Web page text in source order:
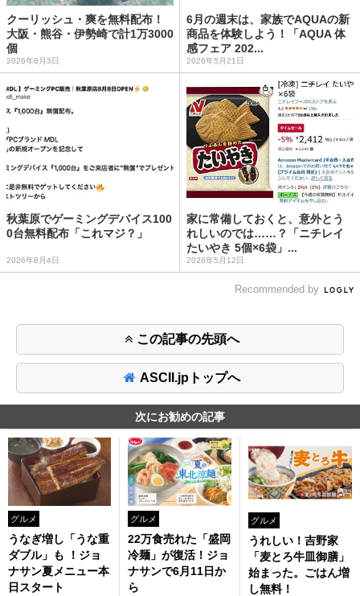
クーリッシュ・爽を無料配布！
大阪・熊谷・伊勢崎で計1万3000
個
2026年8月3日
6月の週末は、家族でAQUAの新
商品を体験しよう！「AQUA 体
感フェア 202...
2026年5月21日
秋葉原でゲーミングデバイス100
0台無料配布「これマジ？」
2026年8月4日
家に常備しておくと、意外とう
れしいのでは……？「ニチレイ
たいやき 5個×6袋」...
2026年5月12日
Recommended by
この記事の先頭へ
ASCII.jpトップへ
次にお勧めの記事
グルメ
うなぎ増し「うな重
ダブル」も ！ジョ
ナサン夏メニュー本
日スタート
グルメ
22万食売れた「盛岡
冷麺」が復活！ジョ
ナサンで6月11日か
ら
グルメ
うれしい！吉野家
「麦とろ牛皿御膳」
始まった。ごはん増
し無料！